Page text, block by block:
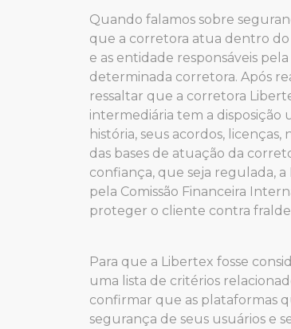
Quando falamos sobre
que a corretora atua dentro
e as entidade responsáveis
determinada corretora. Após
ressaltar que a corretora
intermediária tem a
história, seus acordos,
das bases de atuação da
confiança, que seja regulada,
pela Comissão Financeira
proteger o cliente contra
Para que a Libertex fosse
uma lista de critérios
confirmar que as plataformas
segurança de seus usuários e